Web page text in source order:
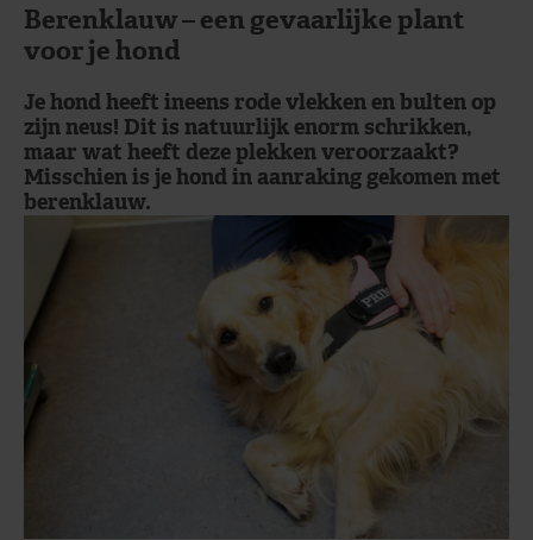
Berenklauw – een gevaarlijke plant
voor je hond
Je hond heeft ineens rode vlekken en bulten op
zijn neus! Dit is natuurlijk enorm schrikken,
maar wat heeft deze plekken veroorzaakt?
Misschien is je hond in aanraking gekomen met
berenklauw.